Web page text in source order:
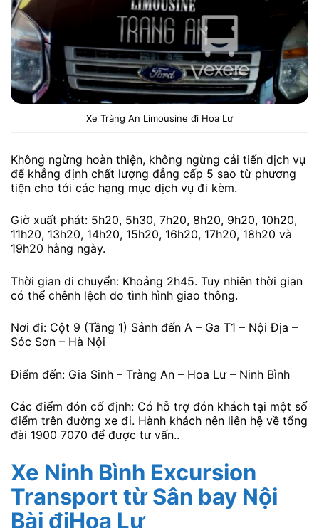
Xe Tràng An Limousine đi Hoa Lư
Không ngừng hoàn thiện, không ngừng cải tiến dịch vụ
để khẳng định chất lượng đẳng cấp 5 sao từ phương
tiện cho tới các hạng mục dịch vụ đi kèm.
Giờ xuất phát: 5h20, 5h30, 7h20, 8h20, 9h20, 10h20,
11h20, 13h20, 14h20, 15h20, 16h20, 17h20, 18h20 và
19h20 hằng ngày.
Thời gian di chuyển: Khoảng 2h45. Tuy nhiên thời gian
có thể chênh lệch do tình hình giao thông.
Nơi đi: Cột 9 (Tầng 1) Sảnh đến A – Ga T1 – Nội Địa –
Sóc Sơn – Hà Nội
Điểm đến: Gia Sinh – Tràng An – Hoa Lư – Ninh Bình
Các điểm đón cố định: Có hỗ trợ đón khách tại một số
điểm trên đường xe đi. Hành khách nên liên hệ về tổng
đài 1900 7070 để được tư vấn..
Xe Ninh Bình Excursion
Transport từ Sân bay Nội
Bài điHoa Lư